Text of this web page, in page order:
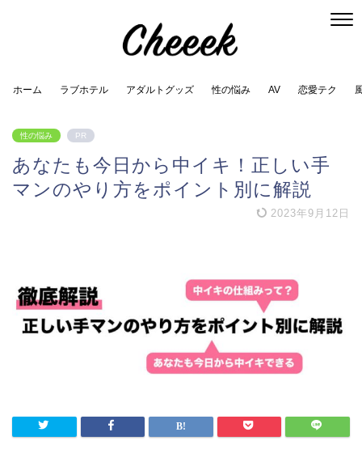
ホーム ラブホテル アダルトグッズ 性の悩み AV 恋愛テク
性の悩み PR
あなたも今日から中イキ！正しい手
マンのやり方をポイント別に解説
2023年9月12日